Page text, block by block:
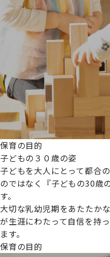
プライムスターほいくえん
続けられる環境づくりに取
【えるぼし認定(☆☆)】
保育の目的
子どもの３０歳の姿
子どもを大人にとって都合
のではなく『子どもの30歳
す。
大切な乳幼児期をあたたか
が生涯にわたって自信を持
ます。
保育の目的